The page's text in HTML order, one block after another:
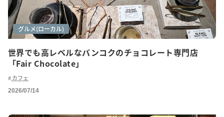
世界でも高レベルなバンコクのチョコレート専門店
「Fair Chocolate」
カフェ巡り
グルメ(ローカル)
カフェ
2026/07/14